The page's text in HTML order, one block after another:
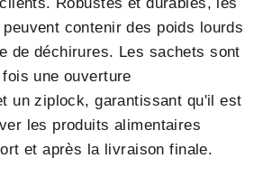
contenir des poids lourds
de déchirures. Les sachets sont
une ouverture
un ziplock, garantissant qu'il est
les produits alimentaires
et après la livraison finale.